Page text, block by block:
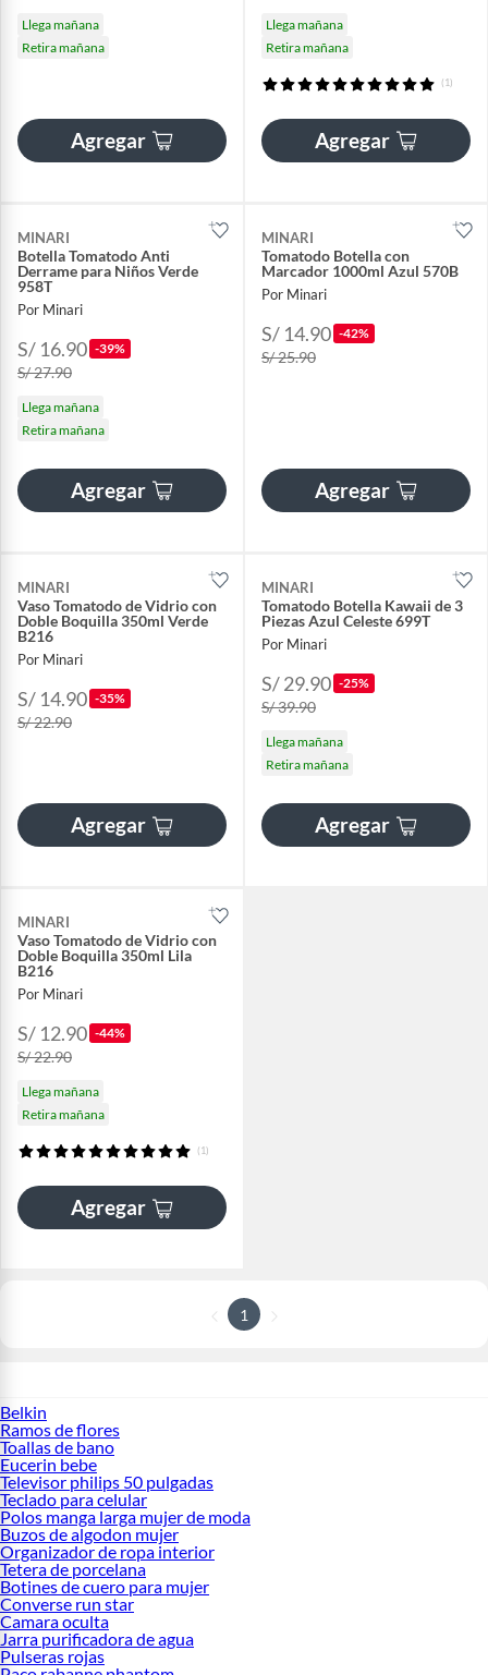
Llega mañana
Retira mañana
Agregar
Llega mañana
Retira mañana
(1)
Agregar
MINARI
Botella Tomatodo Anti
Derrame para Niños Verde
958T
Por Minari
S/ 16.90 -39%
S/ 27.90
Llega mañana
Retira mañana
Agregar
MINARI
Tomatodo Botella con
Marcador 1000ml Azul 570B
Por Minari
S/ 14.90 -42%
S/ 25.90
Agregar
MINARI
Vaso Tomatodo de Vidrio con
Doble Boquilla 350ml Verde
B216
Por Minari
S/ 14.90 -35%
S/ 22.90
Agregar
MINARI
Tomatodo Botella Kawaii de 3
Piezas Azul Celeste 699T
Por Minari
S/ 29.90 -25%
S/ 39.90
Llega mañana
Retira mañana
Agregar
MINARI
Vaso Tomatodo de Vidrio con
Doble Boquilla 350ml Lila
B216
Por Minari
S/ 12.90 -44%
S/ 22.90
Llega mañana
Retira mañana
(1)
Agregar
1
Belkin
Ramos de flores
Toallas de bano
Eucerin bebe
Televisor philips 50 pulgadas
Teclado para celular
Polos manga larga mujer de moda
Buzos de algodon mujer
Organizador de ropa interior
Tetera de porcelana
Botines de cuero para mujer
Converse run star
Camara oculta
Jarra purificadora de agua
Pulseras rojas